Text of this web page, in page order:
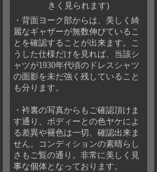
きく見られます)
・背面ヨーク部からは、美しく綺
麗なギャザーが無数伸びているこ
とを確認することが出来ます。こ
うした仕様だけを見れば、当該シ
ャツが1930年代頃のドレスシャツ
の面影を未だ強く残していること
も分ります。
・衿裏の写真からもご確認頂けま
す通り、ボディーとの色ヤケによ
る差異や褪色は一切、確認出来ま
せん。コンディションの素晴らし
さもご覧の通り。非常に美しく見
事な個体となっております。